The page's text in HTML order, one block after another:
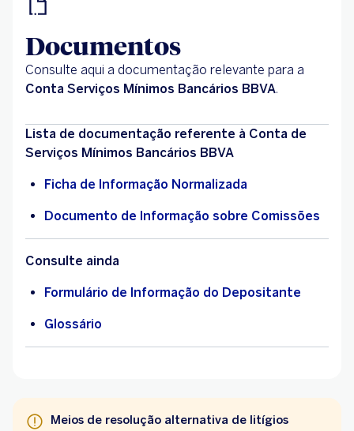
Documentos
Consulte aqui a documentação relevante para a
Conta Serviços Mínimos Bancários BBVA.
Lista de documentação referente à Conta de
Serviços Mínimos Bancários BBVA
Ficha de Informação Normalizada
Documento de Informação sobre Comissões
Consulte ainda
Formulário de Informação do Depositante
Glossário
Meios de resolução alternativa de litígios